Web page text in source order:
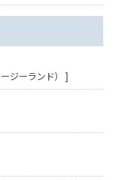
ジーランド） ]